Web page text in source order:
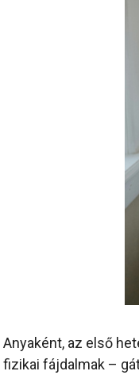
Anyaként, az első
fizikai fájdalmak –